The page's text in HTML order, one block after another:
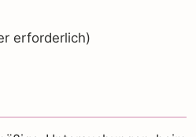
erforderlich)